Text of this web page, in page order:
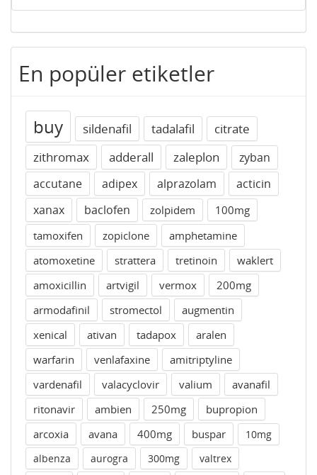
En popüler etiketler
buy sildenafil tadalafil
citrate
zithromax
adderall zaleplon
zyban
accutane
adipex alprazolam
acticin
xanax
baclofen zolpidem
100mg
tamoxifen
zopiclone
amphetamine
atomoxetine
strattera tretinoin
waklert
amoxicillin
artvigil vermox
200mg
armodafinil
stromectol
augmentin
xenical
ativan tadapox
aralen
warfarin
venlafaxine
amitriptyline
vardenafil
valacyclovir valium
avanafil
ritonavir
ambien 250mg
bupropion
arcoxia
avana 400mg buspar
10mg
albenza
aurogra 300mg
valtrex